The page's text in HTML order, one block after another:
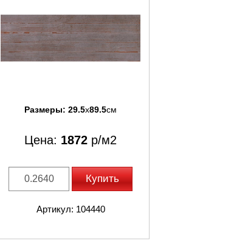
Размеры: 29.5x89.5см
Цена: 1872 р/м2
Купить
Артикул: 104440